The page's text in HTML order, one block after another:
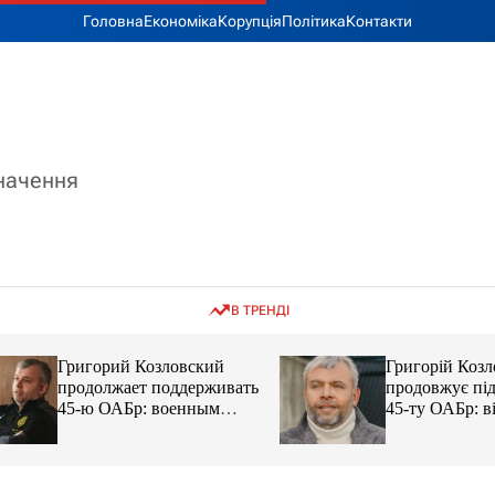
ГоловнаЕкономікаКорупціяПолітикаКонтакти
В ТРЕНДІ
Григорий Козловский
продолжает поддерживать
45-ю ОАБр: военным
передали электробайки
Григорій
продовжує
45-ту ОАБр:
передали